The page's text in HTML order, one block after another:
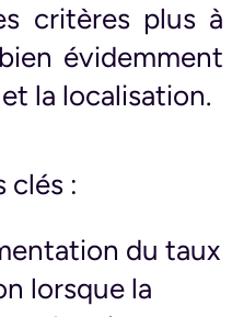
critères plus à
évidemment
et la localisation.
clés :
du taux
lorsque la